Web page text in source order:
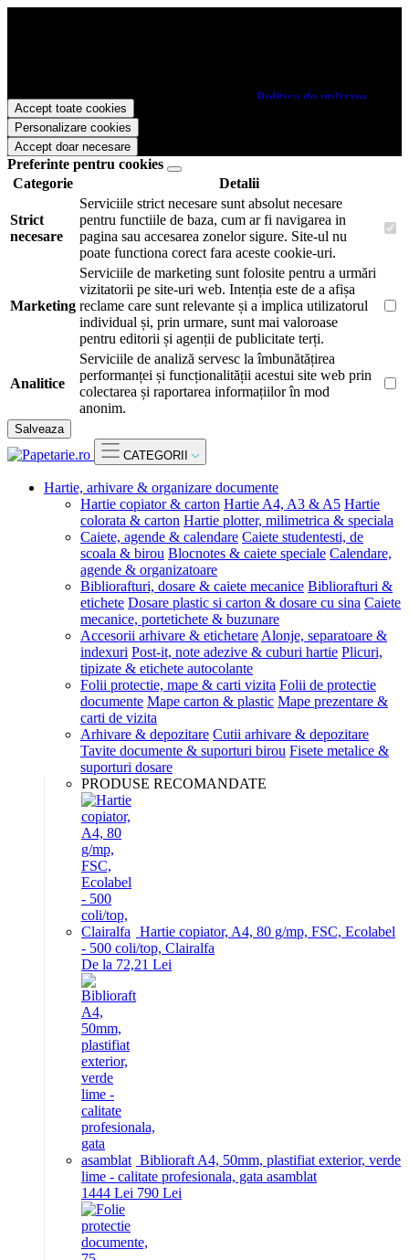
Papetarie.ro este necesar sa fiti de acord cu Politica de utilizare
cookie-uri.
Accept toate cookies
Personalizare cookies
Accept doar necesare
Preferinte pentru cookies
Categorie
Detalii
Strict
necesare
Serviciile strict necesare sunt absolut necesare
pentru functiile de baza, cum ar fi navigarea in
pagina sau accesarea zonelor sigure. Site-ul nu
poate functiona corect fara aceste cookie-uri.
Marketing
Serviciile de marketing sunt folosite pentru a urmări
vizitatorii pe site-uri web. Intenția este de a afișa
reclame care sunt relevante și a implica utilizatorul
individual și, prin urmare, sunt mai valoroase
pentru editorii și agenții de publicitate terți.
Analitice
Serviciile de analiză servesc la îmbunătățirea
performanței și funcționalității acestui site web prin
colectarea și raportarea informațiilor în mod
anonim.
Salveaza
CATEGORII
Hartie, arhivare & organizare documente
Hartie copiator & carton Hartie A4, A3 & A5 Hartie
colorata & carton Hartie plotter, milimetrica & speciala
Caiete, agende & calendare Caiete studentesti, de
scoala & birou Blocnotes & caiete speciale Calendare,
agende & organizatoare
Bibliorafturi, dosare & caiete mecanice Bibliorafturi &
etichete Dosare plastic si carton & dosare cu sina Caiete
mecanice, portetichete & buzunare
Accesorii arhivare & etichetare Alonje, separatoare &
indexuri Post-it, note adezive & cuburi hartie Plicuri,
tipizate & etichete autocolante
Folii protectie, mape & carti vizita Folii de protectie
documente Mape carton & plastic Mape prezentare &
carti de vizita
Arhivare & depozitare Cutii arhivare & depozitare
Tavite documente & suporturi birou Fisete metalice &
suporturi dosare
PRODUSE RECOMANDATE
Hartie copiator, A4, 80 g/mp, FSC, Ecolabel
- 500 coli/top, Clairalfa
De la 72,21 Lei
Biblioraft A4, 50mm, plastifiat exterior, verde
lime - calitate profesionala, gata asamblat
1444 Lei 790 Lei